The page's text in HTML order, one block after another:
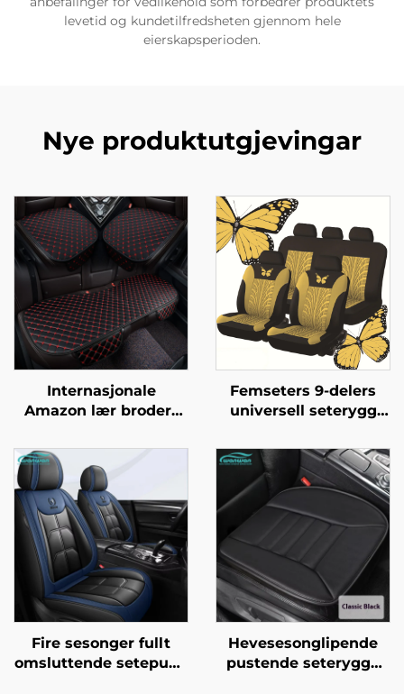
levetid og kundetilfredsheten gjennom hele
eierskapsperioden.
Nye produktutgjevingar
Internasjonale
Amazon lær brodert
seterygge fire årstider
universell riste fri fire
delers pute
Femseters 9-delers
universell seterygg
sommerfugl
inntrykkningsprosess
design lær til
utenlandske biler
Fire sesonger fullt
omsluttende setepude
Hevesesonglipende
pustende seterygge